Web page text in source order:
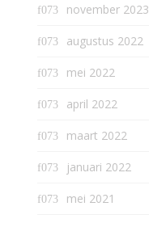
november 2023
augustus 2022
mei 2022
april 2022
maart 2022
januari 2022
mei 2021